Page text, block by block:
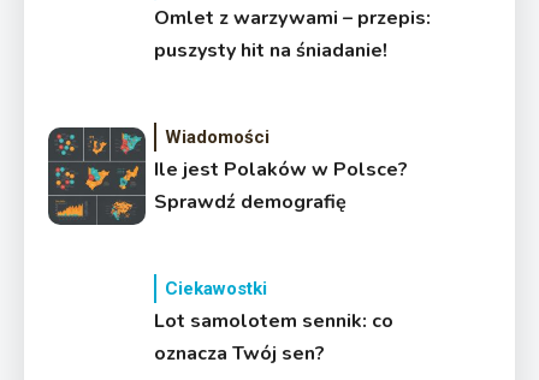
Omlet z warzywami – przepis:
puszysty hit na śniadanie!
Wiadomości
Ile jest Polaków w Polsce?
Sprawdź demografię
Ciekawostki
Lot samolotem sennik: co
oznacza Twój sen?